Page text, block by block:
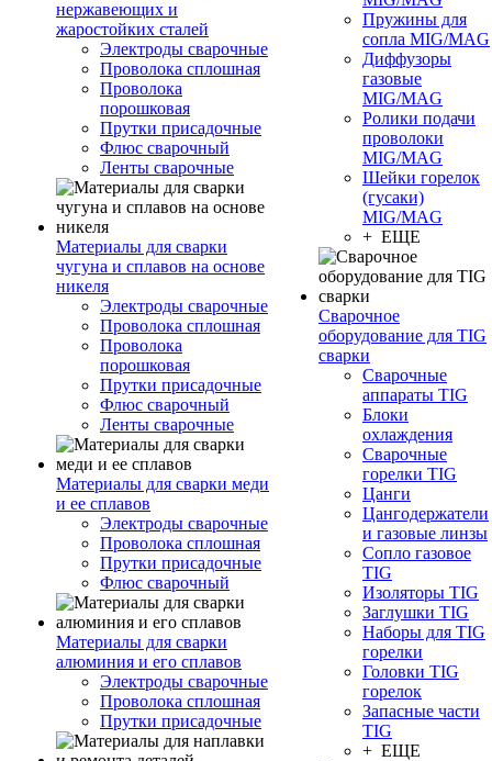
нержавеющих и
жаростойких сталей
Электроды сварочные
Проволока сплошная
Проволока
порошковая
Прутки присадочные
Флюс сварочный
Ленты сварочные
Материалы для сварки
чугуна и сплавов на основе
никеля
Электроды сварочные
Проволока сплошная
Проволока
порошковая
Прутки присадочные
Флюс сварочный
Ленты сварочные
Материалы для сварки меди
и ее сплавов
Электроды сварочные
Проволока сплошная
Прутки присадочные
Флюс сварочный
Материалы для сварки
алюминия и его сплавов
Электроды сварочные
Проволока сплошная
Прутки присадочные
Пружины для
сопла MIG/MAG
Диффузоры
газовые
MIG/MAG
Ролики подачи
проволоки
MIG/MAG
Шейки горелок
(гусаки)
MIG/MAG
+ ЕЩЕ
Сварочное
оборудование для TIG
сварки
Сварочные
аппараты TIG
Блоки
охлаждения
Сварочные
горелки TIG
Цанги
Цангодержатели
и газовые линзы
Сопло газовое
TIG
Изоляторы TIG
Заглушки TIG
Наборы для TIG
горелки
Головки TIG
горелок
Запасные части
TIG
+ ЕЩЕ